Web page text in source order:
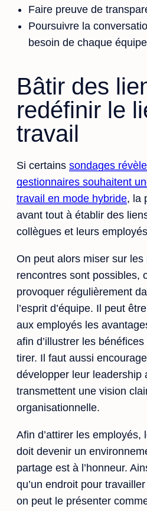
Faire preuve de
Poursuivre la
besoin de chaque
Bâtir des
redéfinir le
travail
Si certains sondages
gestionnaires souhaitent
travail en mode hybride, la
avant tout à établir des
collègues et leurs
On peut alors miser sur
rencontres sont possibles,
provoquer régulièrement
l’esprit d’équipe. Il peut
aux employés les
afin d’illustrer les bénéfices
tirer. Il faut aussi
développer leur leadership
transmettent une vision
organisationnelle.
Afin d’attirer les employés,
doit devenir un
partage est à l’honneur.
qu’un endroit pour
on peut le présenter